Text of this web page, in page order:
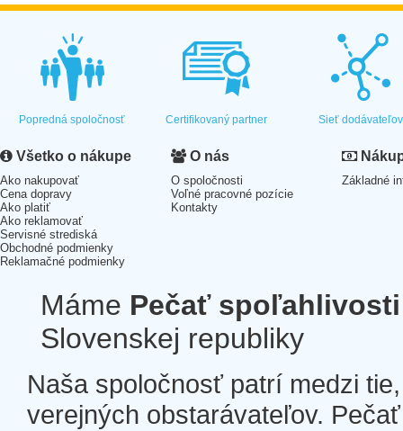
Popredná spoločnosť Certifikovaný partner Sieť dodávateľov
Všetko o nákupe
Ako nakupovať
Cena dopravy
Ako platiť
Ako reklamovať
Servisné strediská
Obchodné podmienky
Reklamačné podmienky
O nás
O spoločnosti
Voľné pracovné pozície
Kontakty
Základné
Máme Pečať spoľahlivosti
Slovenskej republiky
Naša spoločnosť patrí medzi
verejných obstarávateľov.